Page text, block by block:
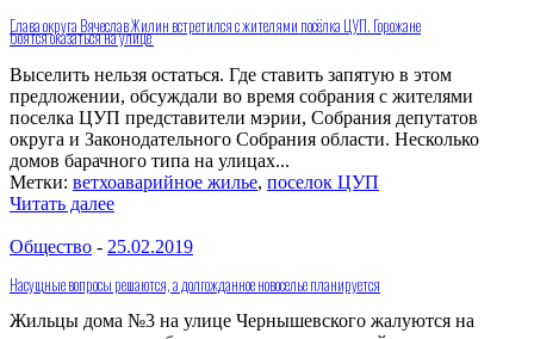
Глава округа Вячеслав Жилин встретился с жителями посёлка ЦУП. Горожане
боятся оказаться на улице
Выселить нельзя остаться. Где ставить запятую в этом
предложении, обсуждали во время собрания с жителями
поселка ЦУП представители мэрии, Собрания депутатов
округа и Законодательного Собрания области. Несколько
домов барачного типа на улицах...
Метки: ветхоаварийное жилье, поселок ЦУП
Читать далее
Общество - 25.02.2019
Насущные вопросы решаются, а долгожданное новоселье планируется
Жильцы дома №3 на улице Чернышевского жалуются на